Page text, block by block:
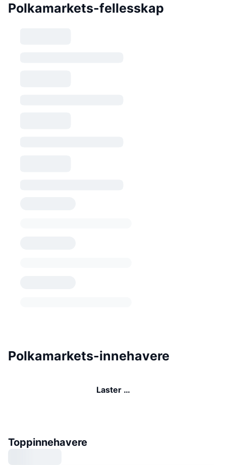
Polkamarkets-fellesskap
Polkamarkets-innehavere
Laster …
Toppinnehavere